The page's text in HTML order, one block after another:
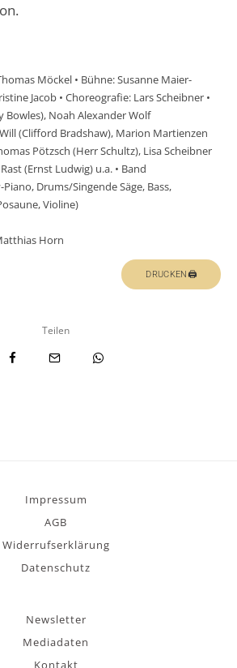
Möckel • Bühne: Susanne Maier-
Jacob • Choreografie: Lars Scheibner •
Bowles), Noah Alexander Wolf
(Clifford Bradshaw), Marion Martienzen
Pötzsch (Herr Schultz), Lisa Scheibner
(Ernst Ludwig) u.a. • Band
Drums/Singende Säge, Bass,
Violine)
Horn
DRUCKEN🖨
Teilen
Impressum
AGB
Widerrufserklärung
Datenschutz
Newsletter
Mediadaten
Kontakt